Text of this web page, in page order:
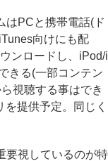
PCと携帯電話(ド
向けにも配
ンロードし、iPod/i
きる(一部コンテン
視聴する事はでき
提供予定。同じく
要視しているのが特